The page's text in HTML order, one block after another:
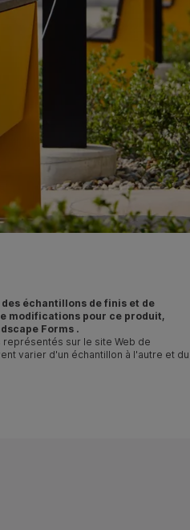
échantillons de finis et de
modifications pour ce produit,
Forms .
sur le site Web de
varier d'un échantillon à l'autre et du